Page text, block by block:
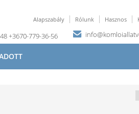
Alapszabály Rólunk Hasznos
+3670-779-36-56